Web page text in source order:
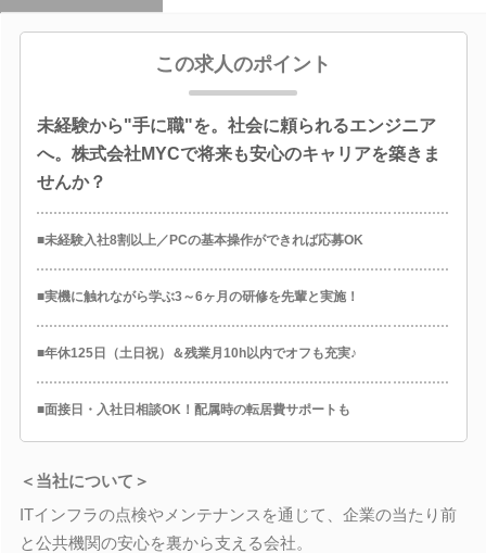
この求人のポイント
未経験から"手に職"を。社会に頼られるエンジニア
へ。株式会社MYCで将来も安心のキャリアを築きま
せんか？
■未経験入社8割以上／PCの基本操作ができれば応募OK
■実機に触れながら学ぶ3～6ヶ月の研修を先輩と実施！
■年休125日（土日祝）＆残業月10h以内でオフも充実♪
■面接日・入社日相談OK！配属時の転居費サポートも
＜当社について＞
ITインフラの点検やメンテナンスを通じて、企業の当たり前
と公共機関の安心を裏から支える会社。